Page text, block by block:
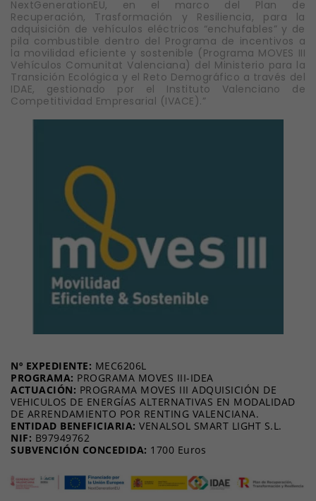
NextGenerationEU, en el marco del Plan de
Recuperación, Trasformación y Resiliencia, para la
adquisición de vehículos eléctricos “enchufables” y de
pila combustible dentro del Programa de incentivos a
la movilidad eficiente y sostenible (Programa MOVES III
Vehículos Comunitat Valenciana) del Ministerio para la
Transición Ecológica y el Reto Demográfico a través del
IDAE, gestionado por el Instituto Valenciano de
Competitividad Empresarial (IVACE).”
Nº EXPEDIENTE: MEC6206L
PROGRAMA: PROGRAMA MOVES III-IDEA
ACTUACIÓN: PROGRAMA MOVES III ADQUISICIÓN DE
VEHICULOS DE ENERGÍAS ALTERNATIVAS EN MODALIDAD
DE ARRENDAMIENTO POR RENTING VALENCIANA.
ENTIDAD BENEFICIARIA: VENALSOL SMART LIGHT S.L.
NIF: B97949762
SUBVENCIÓN CONCEDIDA: 1700 Euros